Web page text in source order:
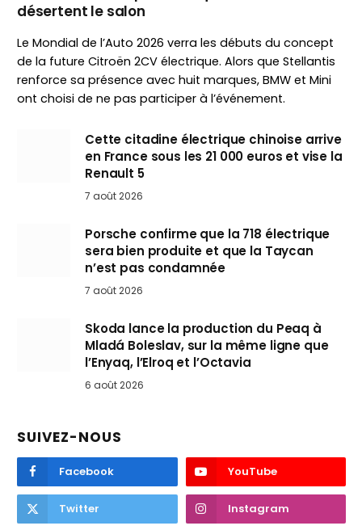
désertent le salon
Le Mondial de l’Auto 2026 verra les débuts du concept
de la future Citroën 2CV électrique. Alors que Stellantis
renforce sa présence avec huit marques, BMW et Mini
ont choisi de ne pas participer à l’événement.
Cette citadine électrique chinoise arrive
en France sous les 21 000 euros et vise la
Renault 5
7 août 2026
Porsche confirme que la 718 électrique
sera bien produite et que la Taycan
n’est pas condamnée
7 août 2026
Skoda lance la production du Peaq à
Mladá Boleslav, sur la même ligne que
l’Enyaq, l’Elroq et l’Octavia
6 août 2026
SUIVEZ-NOUS
Facebook YouTube
Twitter Instagram